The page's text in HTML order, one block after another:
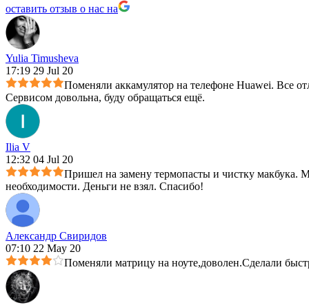
оставить отзыв о нас на
Yulia Timusheva
17:19 29 Jul 20
Поменяли аккамулятор на телефоне Huawei. Все
Сервисом довольна, буду обращаться ещё.
Ilia V
12:32 04 Jul 20
Пришел на замену термопасты и чистку макбука.
необходимости. Деньги не взял. Спасибо!
Александр Свиридов
07:10 22 May 20
Поменяли матрицу на ноуте,доволен.Сделали